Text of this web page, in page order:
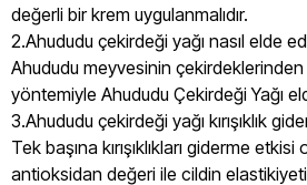
değerli bir krem uygulanmalıdır.
2.Ahududu çekirdeği yağı nasıl elde
Ahududu meyvesinin çekirdeklerinden
yöntemiyle Ahududu Çekirdeği Yağı
3.Ahududu çekirdeği yağı kırışıklık
Tek başına kırışıklıkları giderme
antioksidan değeri ile cildin